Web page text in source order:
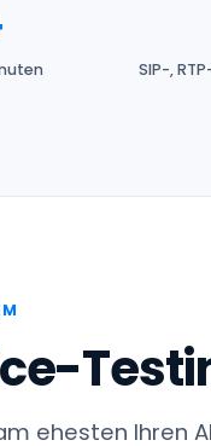
SIP-,
ehesten Ihren